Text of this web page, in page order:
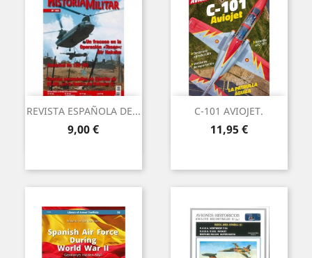
REVISTA ESPAÑOLA DE...
Precio
9,00 €
C-101 AVIOJET.
Precio
11,95 €